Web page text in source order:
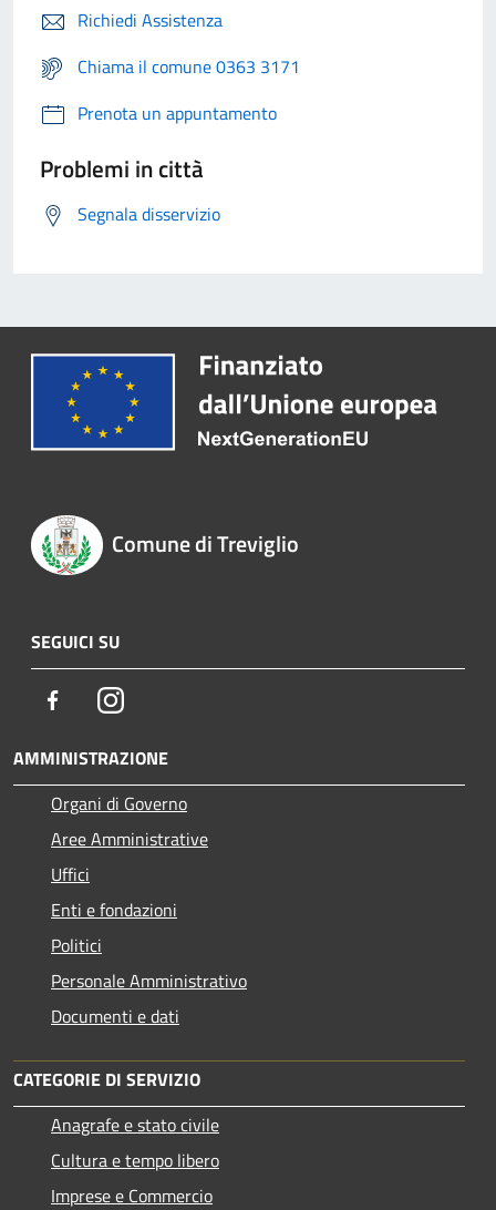
Richiedi Assistenza
Chiama il comune 0363 3171
Prenota un appuntamento
Problemi in città
Segnala disservizio
Comune di Treviglio
SEGUICI SU
FacebookInstagram
AMMINISTRAZIONE
Organi di Governo
Aree Amministrative
Uffici
Enti e fondazioni
Politici
Personale Amministrativo
Documenti e dati
CATEGORIE DI SERVIZIO
Anagrafe e stato civile
Cultura e tempo libero
Imprese e Commercio